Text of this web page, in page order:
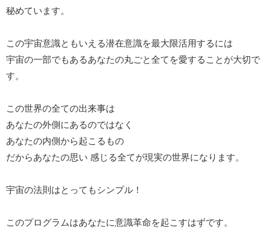
秘めています。
この宇宙意識ともいえる潜在意識を最大限活用するには
宇宙の一部でもあるあなたの丸ごと全てを愛することが大切で
す。
この世界の全ての出来事は
あなたの外側にあるのではなく
あなたの内側から起こるもの
だからあなたの思い 感じる全てが現実の世界になります。
宇宙の法則はとってもシンプル！
このプログラムはあなたに意識革命を起こすはずです。